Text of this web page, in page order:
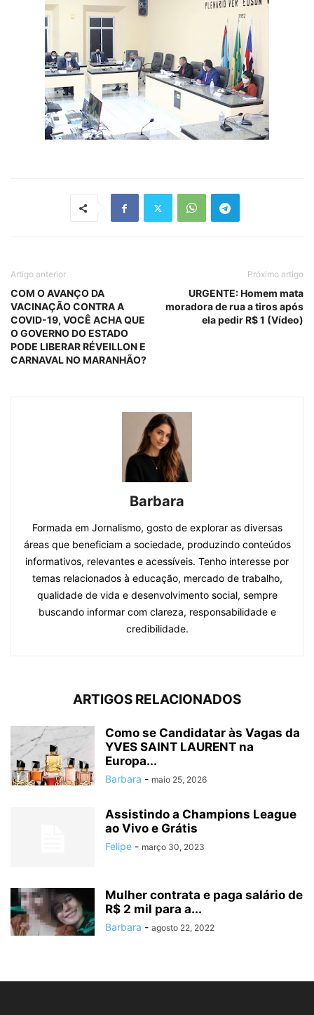
Artigo anterior
COM O AVANÇO DA
VACINAÇÃO CONTRA A
COVID-19, VOCÊ ACHA QUE
O GOVERNO DO ESTADO
PODE LIBERAR RÉVEILLON E
CARNAVAL NO MARANHÃO?
Próximo artigo
URGENTE: Homem mata
moradora de rua a tiros após
ela pedir R$ 1 (Vídeo)
Barbara
Formada em Jornalismo, gosto de explorar as diversas
áreas que beneficiam a sociedade, produzindo conteúdos
informativos, relevantes e acessíveis. Tenho interesse por
temas relacionados à educação, mercado de trabalho,
qualidade de vida e desenvolvimento social, sempre
buscando informar com clareza, responsabilidade e
credibilidade.
ARTIGOS RELACIONADOS
Como se Candidatar às Vagas da
YVES SAINT LAURENT na
Europa...
Barbara - maio 25, 2026
Assistindo a Champions League
ao Vivo e Grátis
Felipe - março 30, 2023
Mulher contrata e paga salário de
R$ 2 mil para a...
Barbara - agosto 22, 2022